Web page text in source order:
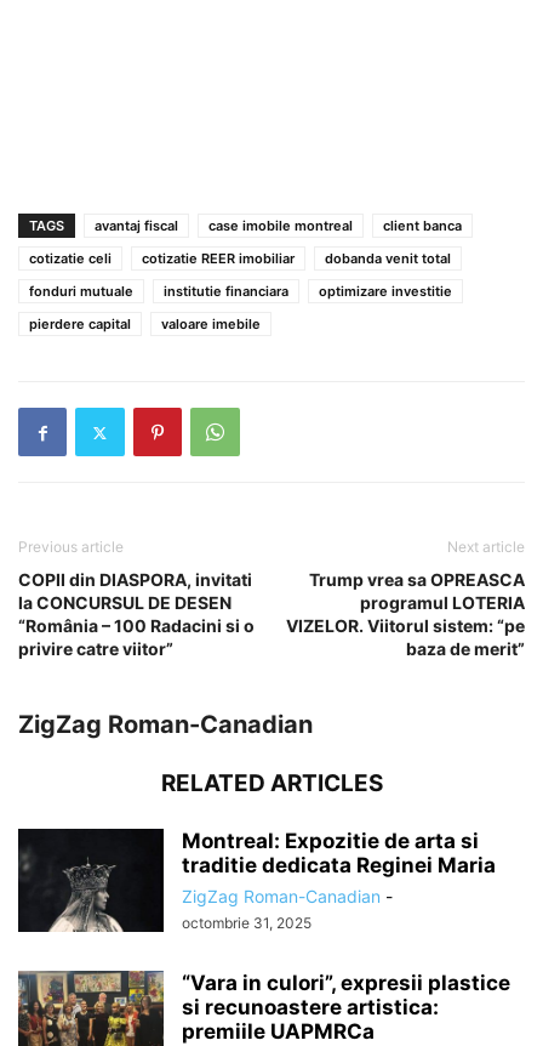
TAGS avantaj fiscal case imobile montreal
client banca
cotizatie celi
cotizatie REER imobiliar
dobanda venit total
fonduri mutuale
institutie financiara
optimizare investitie
pierdere capital
valoare imebile
Previous article
COPII din DIASPORA, invitati
la CONCURSUL DE DESEN
“România – 100 Radacini si o
privire catre viitor”
Next article
Trump vrea sa OPREASCA
programul LOTERIA
VIZELOR. Viitorul sistem: “pe
baza de merit”
ZigZag Roman-Canadian
RELATED ARTICLES
Montreal: Expozitie de arta si
traditie dedicata Reginei Maria
ZigZag Roman-Canadian -
octombrie 31, 2025
“Vara in culori”, expresii plastice
si recunoastere artistica:
premiile UAPMRCa